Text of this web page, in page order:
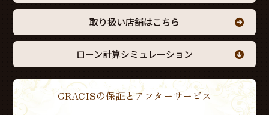
取り扱い店舗はこちら
ローン計算シミュレーション
GRACISの保証とアフターサービス